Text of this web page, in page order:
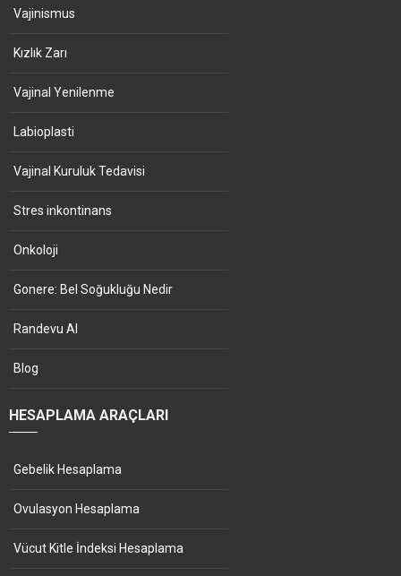
Vajinismus
Kızlık Zarı
Vajinal Yenilenme
Labioplasti
Vajinal Kuruluk Tedavisi
Stres inkontinans
Onkoloji
Gonere: Bel Soğukluğu Nedir
Randevu Al
Blog
HESAPLAMA ARAÇLARI
Gebelik Hesaplama
Ovulasyon Hesaplama
Vücut Kitle İndeksi Hesaplama